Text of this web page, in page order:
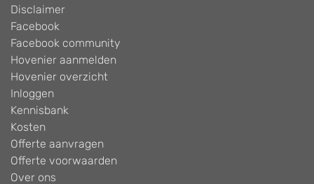
Disclaimer
Facebook
Facebook community
Hovenier aanmelden
Hovenier overzicht
Inloggen
Kennisbank
Kosten
Offerte aanvragen
Offerte voorwaarden
Over ons